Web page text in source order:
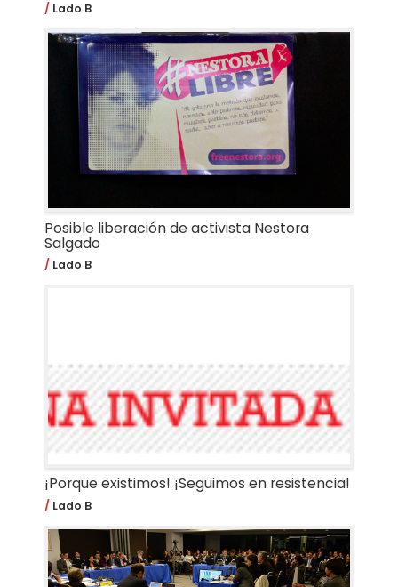
Lado B
Posible liberación de activista Nestora
Salgado
Lado B
¡Porque existimos! ¡Seguimos en resistencia!
Lado B